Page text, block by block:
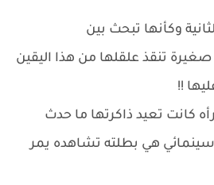
وكأنها تبحث بين
تنقذ علقلها من هذا اليقين
!!
كانت تعيد ذاكرتها ما حدث
هي بطلته تشاهده يمر